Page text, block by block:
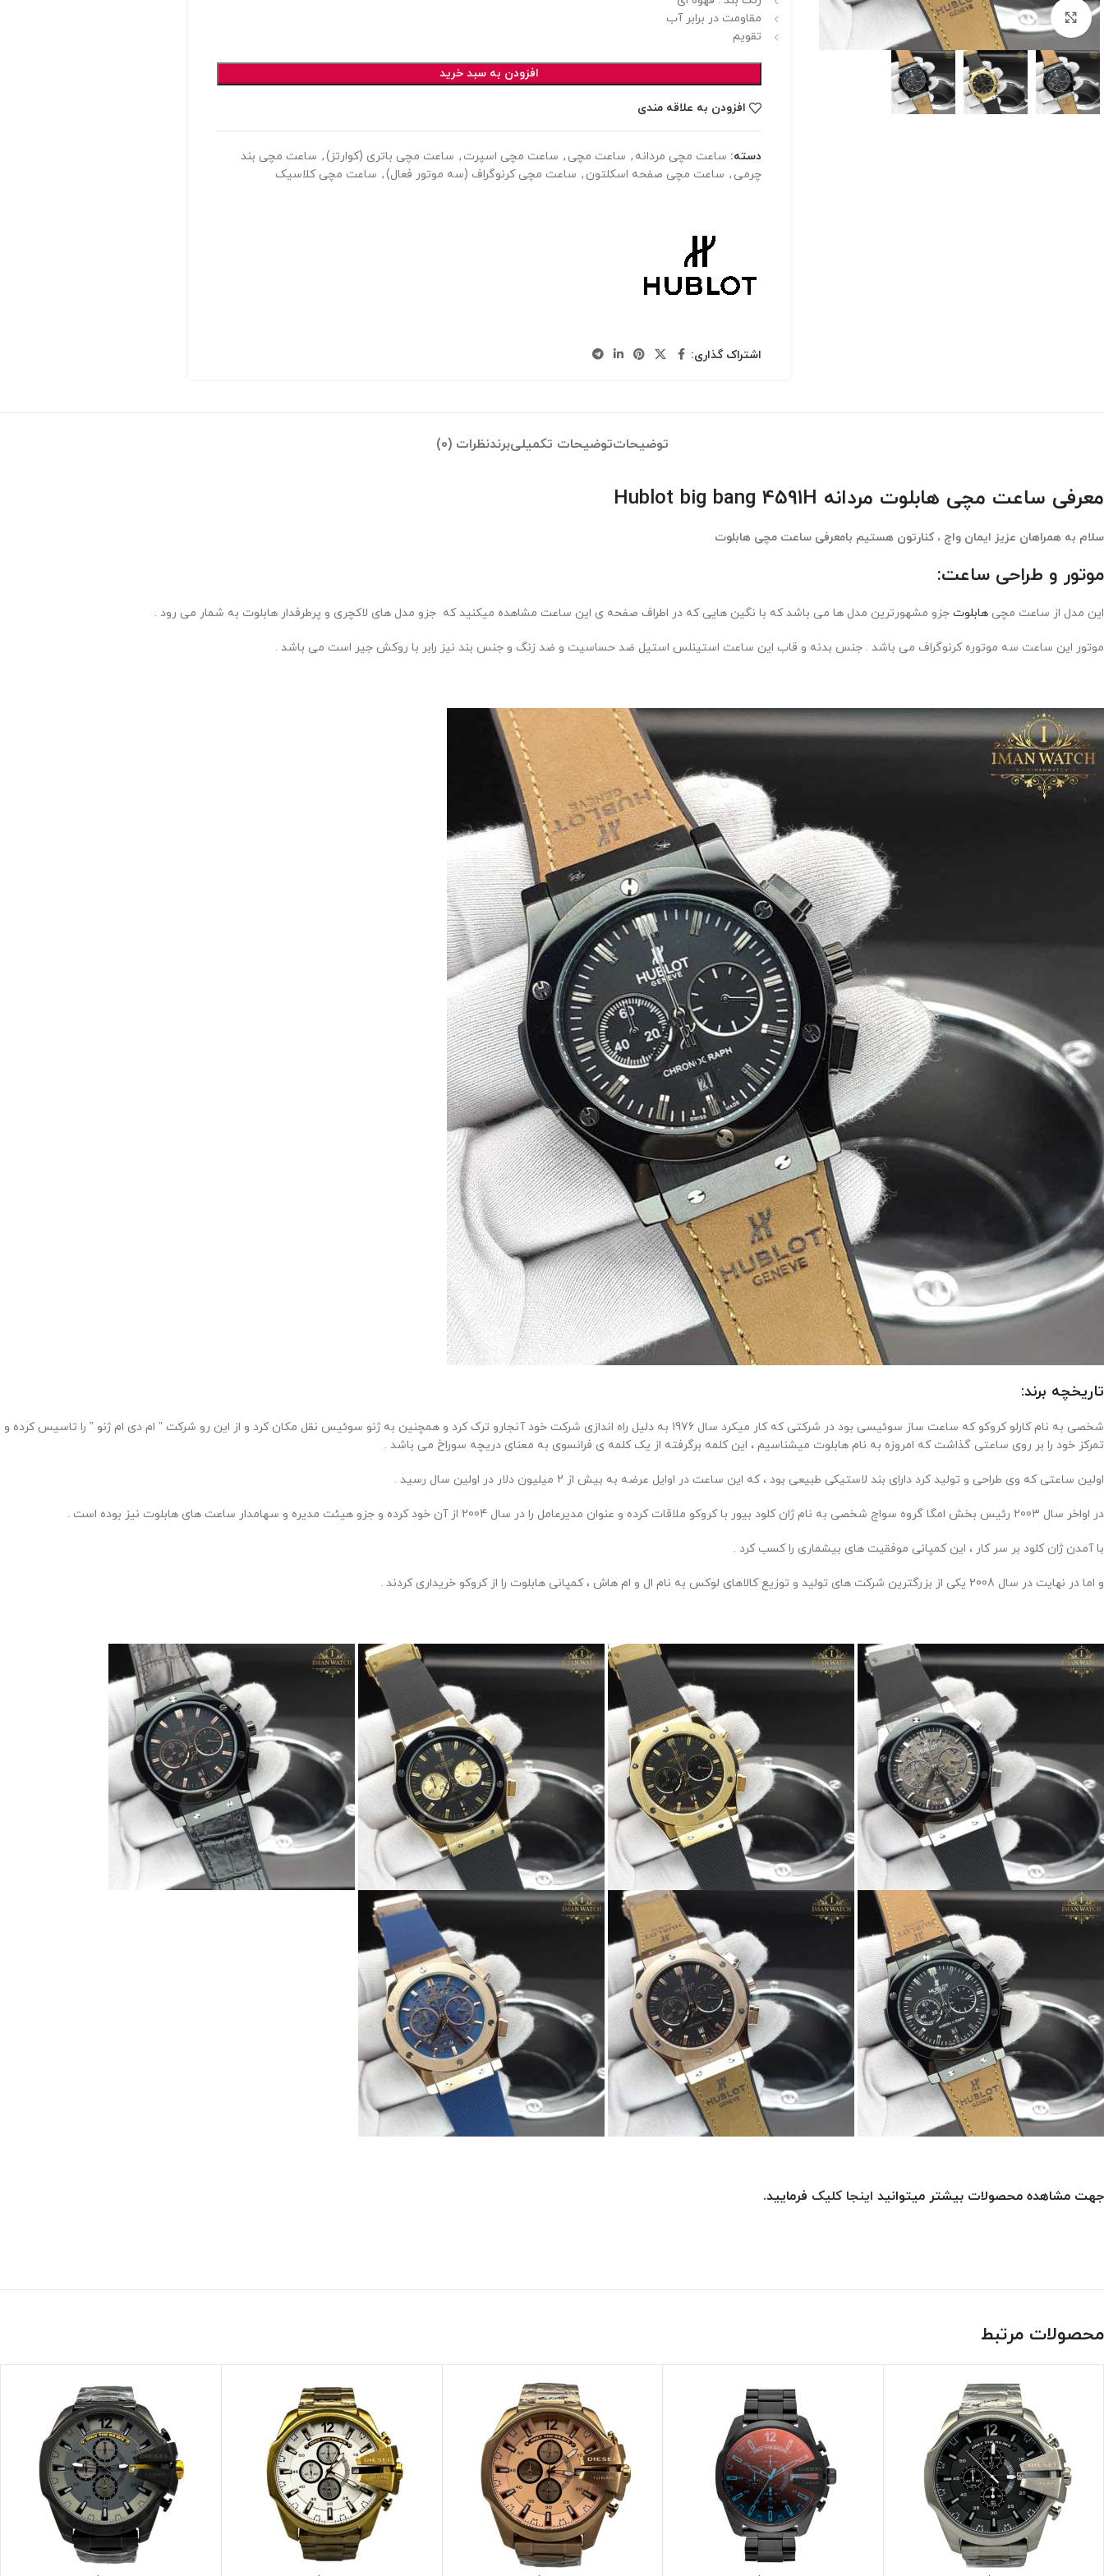
برای بزرگنمایی کلیک کنید
مقاومت در برابر آب
تقویم
افزودن به سبد خرید
افزودن به علاقه مندی
دسته: ساعت مچی مردانه , ساعت مچی , ساعت مچی اسپرت , ساعت مچی باتری (کوارتز), ساعت مچی بند
چرمی , ساعت مچی صفحه اسکلتون , ساعت مچی کرنوگراف (سه موتور فعال), ساعت مچی کلاسیک
اشتراک گذاری:
توضیحاتتوضیحات تکمیلیبرندنظرات (0)
معرفی ساعت مچی هابلوت مردانه Hublot big bang 4591H
سلام به همراهان عزیز ایمان واچ ، کنارتون هستیم بامعرفی ساعت مچی هابلوت
موتور و طراحی ساعت:
این مدل از ساعت مچی هابلوت جزو مشهورترین مدل ها می باشد که با نگین هایی که در اطراف صفحه ی این ساعت مشاهده میکنید که جزو مدل های لاکچری و پرطرفدار هابلوت به شمار می رود .
موتور این ساعت سه موتوره کرنوگراف می باشد . جنس بدنه و قاب این ساعت استینلس استیل ضد حساسیت و ضد زنگ و جنس بند نیز رابر با روکش جیر است می باشد .
تاریخچه برند:
شخصی به نام کارلو کروکو که ساعت ساز سوئیسی بود در شرکتی که کار میکرد سال 1976 به دلیل راه اندازی شرکت خود آنجارو ترک کرد و همچنین به ژنو سوئیس نقل مکان کرد و از این رو شرکت ” ام دی ام ژنو ” را تاسیس کرده و
تمرکز خود را بر روی ساعتی گذاشت که امروزه به نام هابلوت میشناسیم ، این کلمه برگرفته از یک کلمه ی فرانسوی به معنای دریچه سوراخ می باشد .
اولین ساعتی که وی طراحی و تولید کرد دارای بند لاستیکی طبیعی بود ، که این ساعت در اوایل عرضه به بیش از 2 میلیون دلار در اولین سال رسید .
در اواخر سال 2003 رئیس بخش امگا گروه سواچ شخصی به نام ژان کلود بیور با کروکو ملاقات کرده و عنوان مدیرعامل را در سال 2004 از آن خود کرده و جزو هیئت مدیره و سهامدار ساعت های هابلوت نیز بوده است .
با آمدن ژان کلود بر سر کار ، این کمپانی موفقیت های بیشماری را کسب کرد .
و اما در نهایت در سال 2008 یکی از بزرگترین شرکت های تولید و توزیع کالاهای لوکس به نام ال و ام هاش ، کمپانی هابلوت را از کروکو خریداری کردند .
جهت مشاهده محصولات بیشتر میتوانید اینجا کلیک فرمایید.
محصولات مرتبط